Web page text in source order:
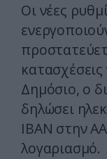
Οι νέες
Δημόσιο, ο
δηλώσει
ΙΒΑΝ στην
λογαριασμό.